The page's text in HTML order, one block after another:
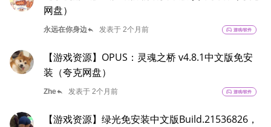
网盘）
永远在你身边reply 发表于 2个月前 sports_esports 游戏/软件
【游戏资源】OPUS：灵魂之桥 v4.8.1中文版免安
装（夸克网盘）
Zhereply 发表于 2个月前 sports_esports 游戏/软件
【游戏资源】绿光免安装中文版Build.21536826，